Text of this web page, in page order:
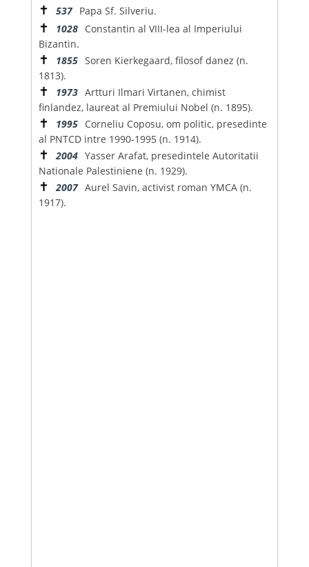
✝ 537 Papa Sf. Silveriu.
✝ 1028 Constantin al VIII-lea al Imperiului
Bizantin.
✝ 1855 Soren Kierkegaard, filosof danez (n.
1813).
✝ 1973 Artturi Ilmari Virtanen, chimist
finlandez, laureat al Premiului Nobel (n. 1895).
✝ 1995 Corneliu Coposu, om politic, presedinte
al PNTCD intre 1990-1995 (n. 1914).
✝ 2004 Yasser Arafat, presedintele Autoritatii
Nationale Palestiniene (n. 1929).
✝ 2007 Aurel Savin, activist roman YMCA (n.
1917).